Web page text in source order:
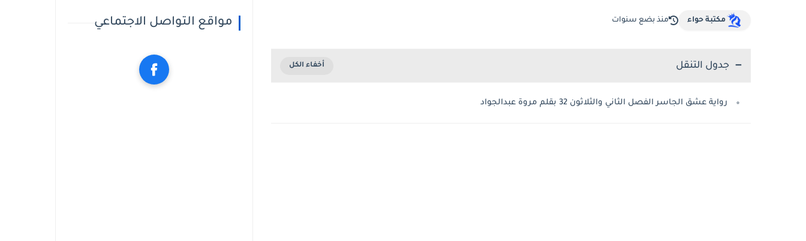
مكتبة حواء منذ بضع سنوات
جدول التنقل
رواية عشق الجاسر الفصل الثاني والثلاثون 32 بقلم مروة عبدالجواد
مواقع التواصل الاجتماعي